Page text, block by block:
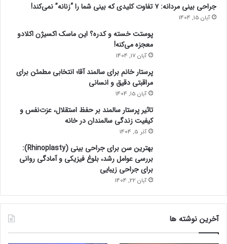
جراحی بینی مردانه: ۷ تفاوت کلیدی که بینی شما را “زنانه” نمی‌کند!
آبان 15, 1404
پوستت خسته و کدره؟ این ماسک اکسیژن اکلادو
معجزه می‌کنه!
آبان 17, 1404
پرستار خانم برای سالمند آقا؛ انتخابی مطمئن برای
مراقبتی دقیق و انسانی
آبان 15, 1404
تاثیر پرستار سالمند بر حفظ استقلال، عزت‌نفس و
کیفیت زندگی سالمندان در خانه
آذر 5, 1404
بهترین سن برای جراحی بینی (Rhinoplasty):
بررسی عوامل رشد، بلوغ فیزیکی و آمادگی روانی
برای جراحی زیبایی
آبان 22, 1404
آخرین نوشته ها